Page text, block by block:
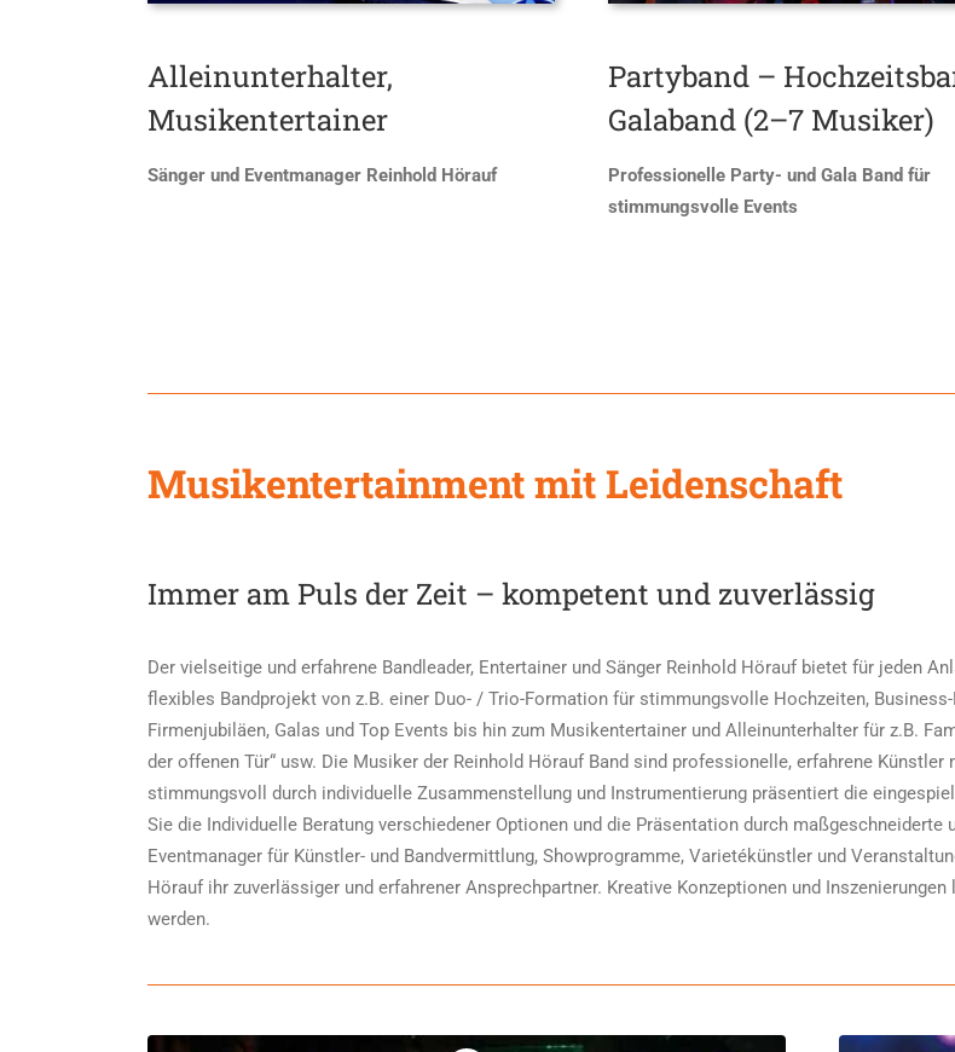
Alleinunterhalter,
Musikentertainer
Sänger und Eventmanager Reinhold Hörauf
Partyband –
Galaband (2–7 Musiker)
Professionelle Party-undGala Bandfür
stimmungsvolle Events
Musikentertainment mit Leidenschaft
Immer am Puls der Zeit – kompetent und zuverlässig
Der vielseitige und erfahrene Bandleader, Entertainer und Sänger Reinhold Hörauf bietet für jeden
flexibles Bandprojekt von z.B. einer Duo- / Trio-Formation für stimmungsvolle Hochzeiten,
Firmenjubiläen, Galas und Top Events bis hin zum Musikentertainer und Alleinunterhalter für z.B.
der offenen Tür“ usw. Die Musiker der Reinhold Hörauf Band sind professionelle, erfahrene
stimmungsvoll durch individuelle Zusammenstellung und Instrumentierung präsentiert die
Sie die Individuelle Beratung verschiedener Optionen und die Präsentation durch
Eventmanager für Künstler- und Bandvermittlung, Showprogramme, Varietékünstler und
Hörauf ihr zuverlässiger und erfahrener Ansprechpartner. Kreative Konzeptionen und
werden.